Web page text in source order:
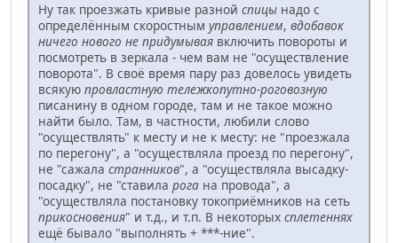
Ну так проезжать кривые разной спицы надо с
определённым скоростным управлением, вдобавок
ничего нового не придумывая включить повороты и
посмотреть в зеркала - чем вам не "осуществление
поворота". В своё время пару раз довелось увидеть
всякую провластную тележкопутно-роговозную
писанину в одном городе, там и не такое можно
найти было. Там, в частности, любили слово
"осуществлять" к месту и не к месту: не "проезжала
по перегону", а "осуществляла проезд по перегону",
не "сажала странников", а "осуществляла высадку-
посадку", не "ставила рога на провода", а
"осуществляла постановку токоприёмников на сеть
прикосновения" и т.д., и т.п. В некоторых сплетеннях
ещё бывало "выполнять + ***-ние".